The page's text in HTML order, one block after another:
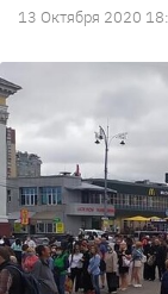
13 Октября 2020